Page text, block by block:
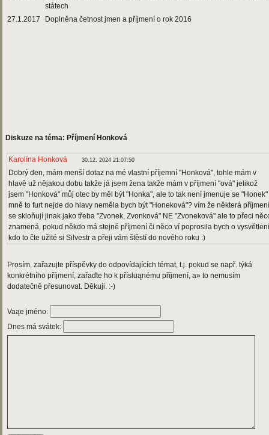
státech
27.1.2017
Doplněna četnost jmen a příjmení o rok 2016
Diskuze na téma: Příjmení Honková
Karolína Honková 30.12. 2024 21:07:50
Dobrý den, mám menší dotaz na mé vlastní příjemní "Honková", tohle mám v
hlavě už nějakou dobu takže já jsem žena takže mám v příjmení "ová" jelikož
jsem "Honková" můj otec by měl být "Honka", ale to tak není jmenuje se "Honek"
mně to furt nejde do hlavy neměla bych být "Honeková"? vím že některá příjmení
se skloňují jinak jako třeba "Zvonek, Zvonková" NE "Zvoneková" ale to přeci
znamená, pokud někdo má stejné příjmení či něco ví poprosila bych o
kdo to čte užité si Silvestr a přeji vám štěstí do nového roku :)
Prosím, zařazujte příspěvky do odpovídajících témat, t.j. pokud se např. týká
konkrétního příjmení, zařaďte ho k přísluąnému příjmení, a» to nemusím
dodatečně přesunovat. Děkuji. :-)
Vaąe jméno:
Dnes má svátek: